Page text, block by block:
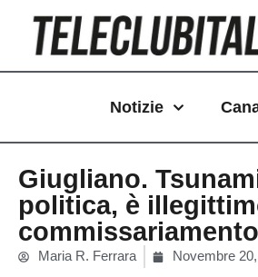
contenuto
Notizie
Giugliano.
politica, è
Maria R. Ferrara Novembre